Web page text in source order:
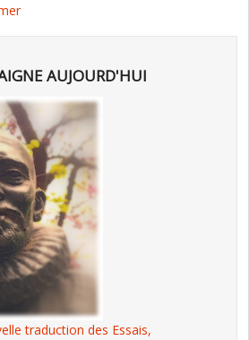
AUJOURD'HUI
traduction des Essais,